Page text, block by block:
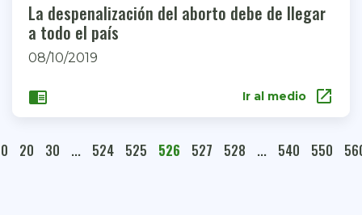
La despenalización del aborto debe de llegar
a todo el país
08/10/2019
chrome_reader_mode Ir al medio open_in_new
20 30 ... 524 525 526 527 528 ... 540 550